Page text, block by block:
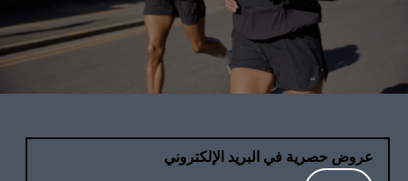
عروض حصرية في البريد الإلكتروني